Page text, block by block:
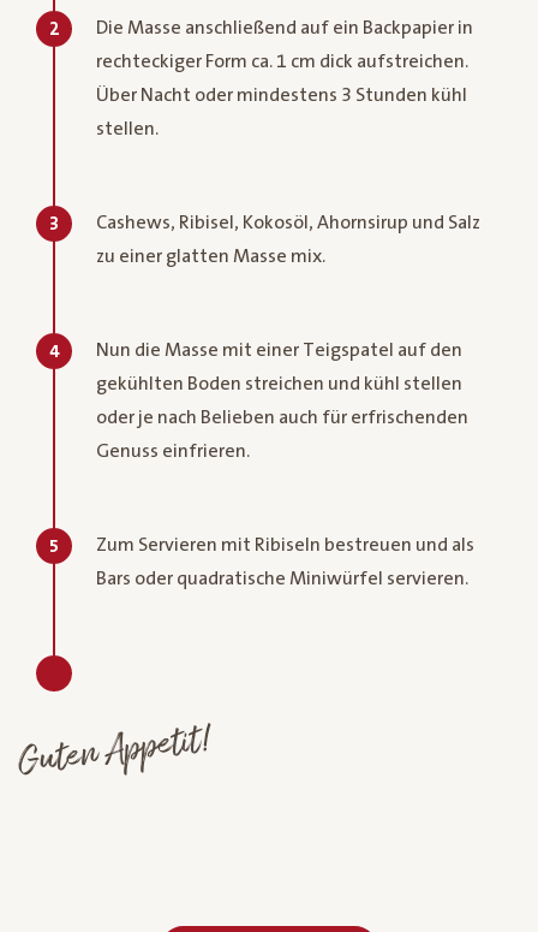
2
Die Masse anschließend auf ein Backpapier in
rechteckiger Form ca. 1 cm dick aufstreichen.
Über Nacht oder mindestens 3 Stunden kühl
stellen.
3
Cashews, Ribisel, Kokosöl, Ahornsirup und Salz
zu einer glatten Masse mix.
4
Nun die Masse mit einer Teigspatel auf den
gekühlten Boden streichen und kühl stellen
oder je nach Belieben auch für erfrischenden
Genuss einfrieren.
5
Zum Servieren mit Ribiseln bestreuen und als
Bars oder quadratische Miniwürfel servieren.
Guten Appetit!